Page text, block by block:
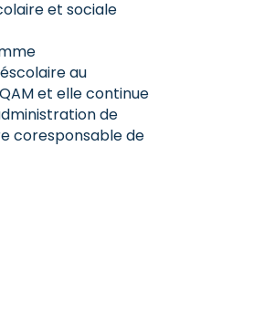
et sociale
au
et elle continue
de
coresponsable de